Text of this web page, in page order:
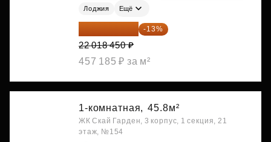
Лоджия Ещё
19 156 052 ₽ -13%
22 018 450 ₽
457 185 ₽ за м²
1-комнатная, 45.8м²
ЖК Скай Гарден, 3 корпус, 1 секция, 21
этаж, №154